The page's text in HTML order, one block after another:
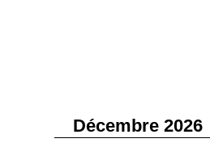
Décembre 2026